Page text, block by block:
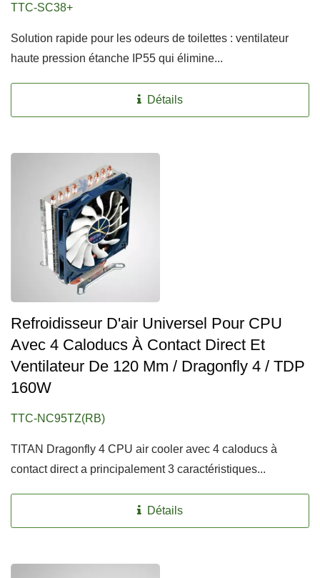
TTC-SC38+
Solution rapide pour les odeurs de toilettes : ventilateur
haute pression étanche IP55 qui élimine...
Détails
Refroidisseur D'air Universel Pour CPU
Avec 4 Caloducs À Contact Direct Et
Ventilateur De 120 Mm / Dragonfly 4 / TDP
160W
TTC-NC95TZ(RB)
TITAN Dragonfly 4 CPU air cooler avec 4 caloducs à
contact direct a principalement 3 caractéristiques...
Détails